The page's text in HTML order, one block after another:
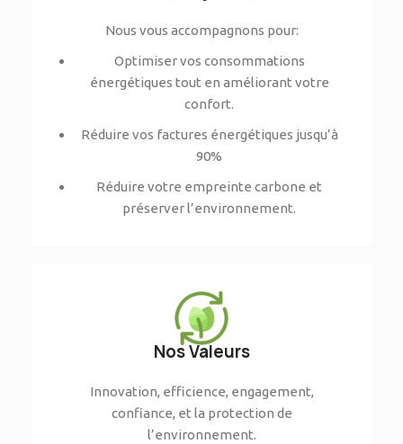
Nous vous accompagnons pour:
Optimiser vos consommations
énergétiques tout en améliorant votre
confort.
Réduire vos factures énergétiques jusqu’à
90%
Réduire votre empreinte carbone et
préserver l’environnement.
Nos Valeurs
Innovation, efficience, engagement,
confiance, et la protection de
l’environnement.